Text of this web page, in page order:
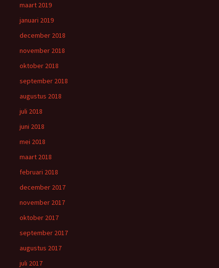
maart 2019
januari 2019
december 2018
november 2018
oktober 2018
september 2018
augustus 2018
juli 2018
juni 2018
mei 2018
maart 2018
februari 2018
december 2017
november 2017
oktober 2017
september 2017
augustus 2017
juli 2017